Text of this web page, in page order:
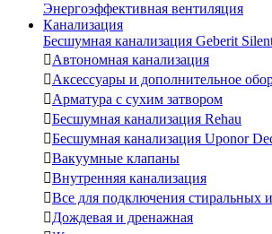
Энергоэффективная вентиляция
Канализация
Бесшумная канализация Geberit
Автономная канализация
Аксессуары и дополнительное
Арматура с сухим затвором
Бесшумная канализация Rehau
Бесшумная канализация Uponor
Вакуумные клапаны
Внутренняя канализация
Все для подключения стиральных
Дождевая и дренажная